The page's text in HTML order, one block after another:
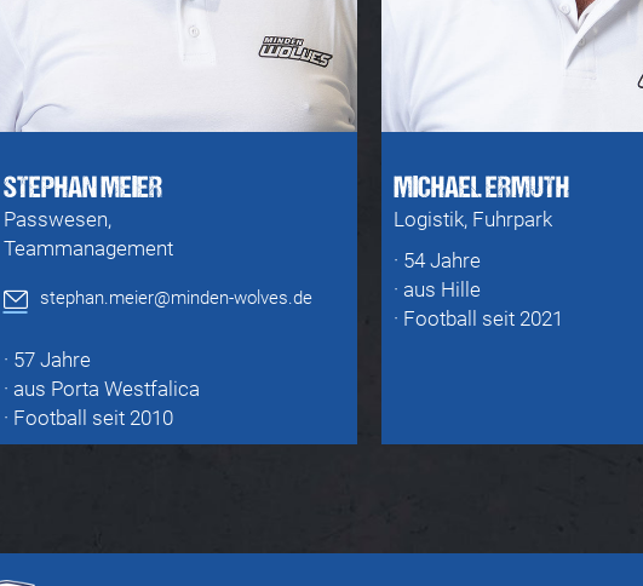
STEPHAN MEIER
Passwesen,
Teammanagement
stephan.meier@minden-wolves.de
· 57 Jahre
· aus Porta Westfalica
· Football seit 2010
MICHAEL ERMUTH
Logistik, Fuhrpark
· 54 Jahre
· aus Hille
· Football seit 2021